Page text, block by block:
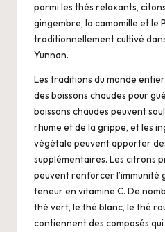
parmi les thés relaxants,
gingembre, la camomille et le
traditionnellement cultivé
Yunnan.
Les traditions du monde
des boissons chaudes pour
boissons chaudes peuvent
rhume et de la grippe, et les
végétale peuvent apporter
supplémentaires. Les citrons
peuvent renforcer l’immunité
teneur en vitamine C. De
thé vert, le thé blanc, le thé
contiennent des composés